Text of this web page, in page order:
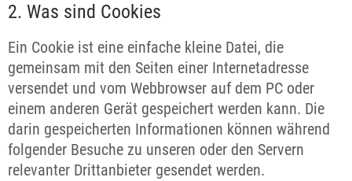
2. Was sind Cookies
Ein Cookie ist eine einfache kleine Datei, die
gemeinsam mit den Seiten einer Internetadresse
versendet und vom Webbrowser auf dem PC oder
einem anderen Gerät gespeichert werden kann. Die
darin gespeicherten Informationen können während
folgender Besuche zu unseren oder den Servern
relevanter Drittanbieter gesendet werden.